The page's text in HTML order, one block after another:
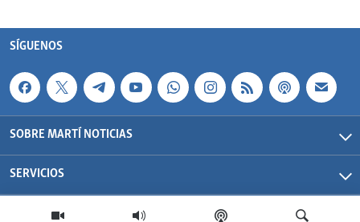
SÍGUENOS
SOBRE MARTÍ NOTICIAS
SERVICIOS
Martí Noticias| 2026 | OCB | Todos los derechos reservados.